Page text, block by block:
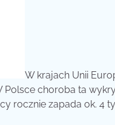
W krajach Unii
Polsce choroba ta
rocznie zapada ok. 4